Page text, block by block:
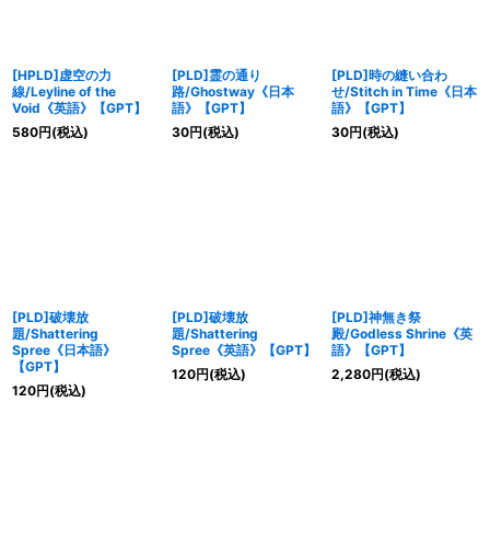
[HPLD]虚空の力
線/Leyline of the
Void《英語》【GPT】
580円(税込)
[PLD]霊の通り
路/Ghostway《日本
語》【GPT】
30円(税込)
[PLD]時の縫い合わ
せ/Stitch in Time《日本
語》【GPT】
30円(税込)
[PLD]破壊放
題/Shattering
Spree《日本語》
【GPT】
120円(税込)
[PLD]破壊放
題/Shattering
Spree《英語》【GPT】
120円(税込)
[PLD]神無き祭
殿/Godless Shrine《英
語》【GPT】
2,280円(税込)